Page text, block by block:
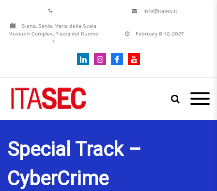
info@itasec.it
Siena, Santa Maria della Scala
Museum Complex, Piazza del Duomo
1
February 8–12, 2027
ITASEC
Special Track –
CyberCrime